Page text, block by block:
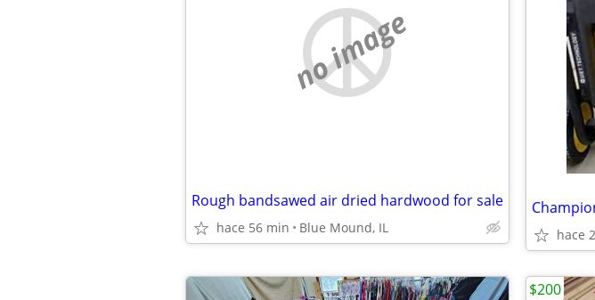
no image
Rough bandsawed air dried hardwood for sale
hace 56 min Blue Mound, IL hace
$200